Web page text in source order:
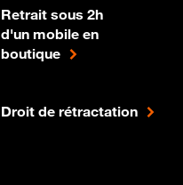
Retrait sous 2h
d'un mobile en
boutique
Droit de rétractation